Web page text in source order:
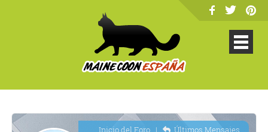
Inicio del Foro| Últimos Mensajes